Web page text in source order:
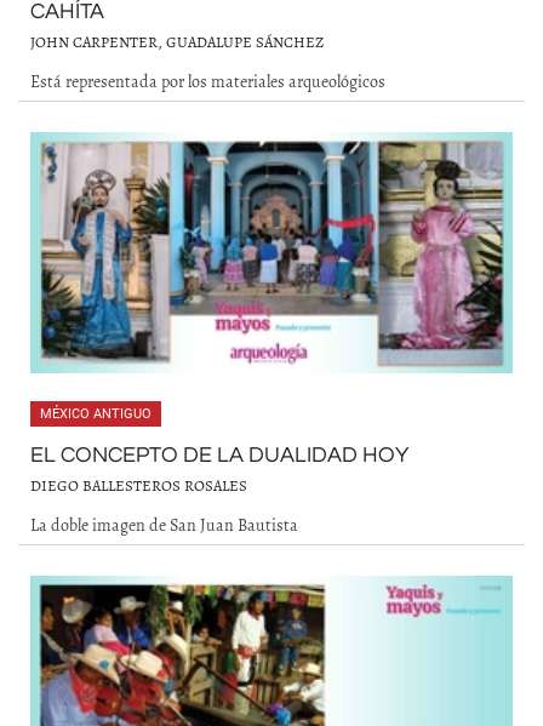
CAHÍTA
JOHN CARPENTER, GUADALUPE SÁNCHEZ
Está representada por los materiales arqueológicos
MÉXICO ANTIGUO
EL CONCEPTO DE LA DUALIDAD HOY
DIEGO BALLESTEROS ROSALES
La doble imagen de San Juan Bautista